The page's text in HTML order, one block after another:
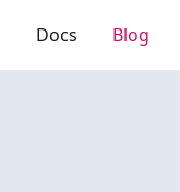
Docs Blog